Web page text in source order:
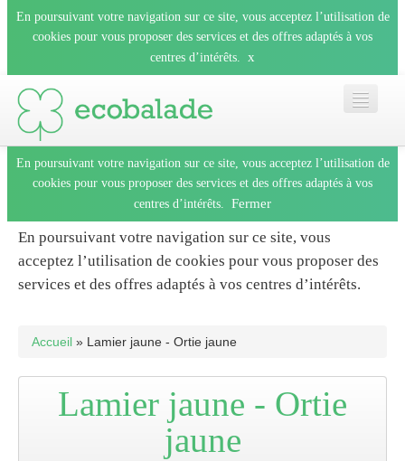
En poursuivant votre navigation sur ce site, vous acceptez l’utilisation de
cookies pour vous proposer des services et des offres adaptés à vos
centres d’intérêts.
x
Accueil
Les balades
Les espèces
En poursuivant votre navigation sur ce site, vous acceptez l’utilisation de
cookies pour vous proposer des services et des offres adaptés à vos
centres d’intérêts.
Fermer
En poursuivant votre navigation sur ce site, vous
acceptez l’utilisation de cookies pour vous proposer des
services et des offres adaptés à vos centres d’intérêts.
Accueil » Lamier jaune - Ortie jaune
Lamier jaune - Ortie
jaune